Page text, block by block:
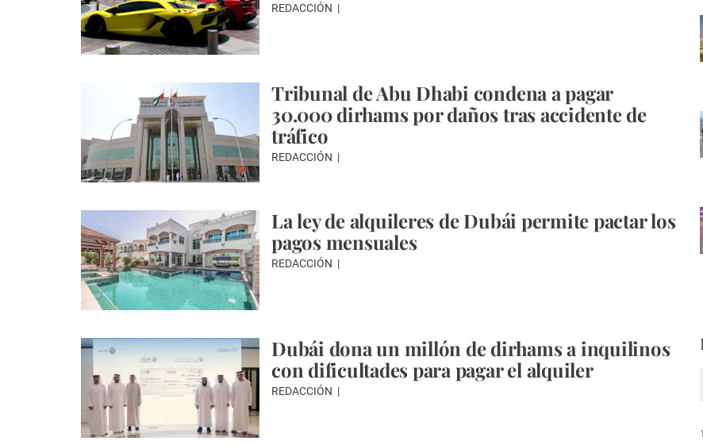
REDACCIÓN
Tribunal de Abu Dhabi condena a pagar
30.000 dirhams por daños tras accidente de
tráfico
REDACCIÓN
La ley de alquileres de Dubái permite pactar los
pagos mensuales
REDACCIÓN
Dubái dona un millón de dirhams a inquilinos
con dificultades para pagar el alquiler
REDACCIÓN